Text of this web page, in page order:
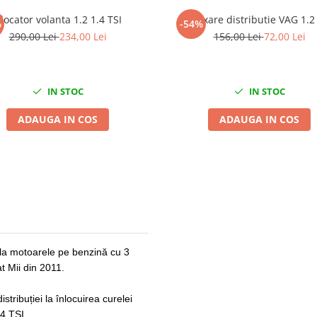
volanta 1.2 1.4 TSI
290,00 Lei234,00 Lei
IN STOC
ADAUGA IN COS
-54%
Kit fixare distributie VAG 1.2
156,00 Lei72,00 Lei
IN STOC
ADAUGA IN COS
motoarele pe benzină cu 3
Mii din 2011.
la înlocuirea curelei
TSI.